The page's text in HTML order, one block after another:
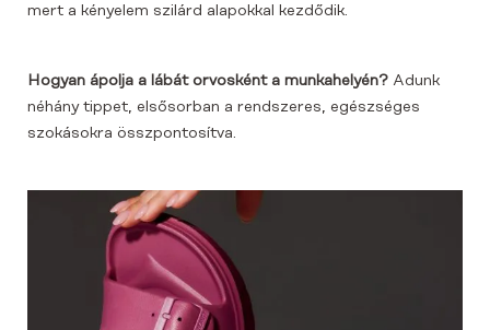
mert a kényelem szilárd alapokkal kezdődik.
Hogyan ápolja a lábát orvosként a munkahelyén? Adunk
néhány tippet, elsősorban a rendszeres, egészséges
szokásokra összpontosítva.